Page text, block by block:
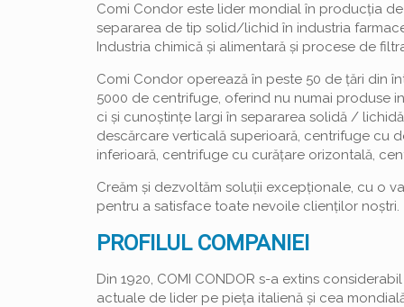
Comi Condor este lider mondial în producția
separarea de tip solid/lichid în industria
Industria chimică și alimentară și procese de
Comi Condor operează în peste 50 de țări din
5000 de centrifuge, oferind nu numai produse
ci și cunoștințe largi în separarea solidă /
descărcare verticală superioară, centrifuge cu
inferioară, centrifuge cu curățare orizontală,
Creăm și dezvoltăm soluții excepționale, cu o
pentru a satisface toate nevoile clienților noștri.
PROFILUL COMPANIEI
Din 1920, COMI CONDOR s-a extins
actuale de lider pe pieța italienă și cea